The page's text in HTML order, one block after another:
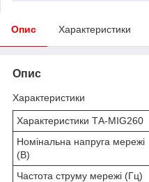
Опис Характеристики
Опис
Характеристики
Характеристики ТА-MIG260
Номінальна напруга мережі
(В)
Частота струму мережі (Гц)